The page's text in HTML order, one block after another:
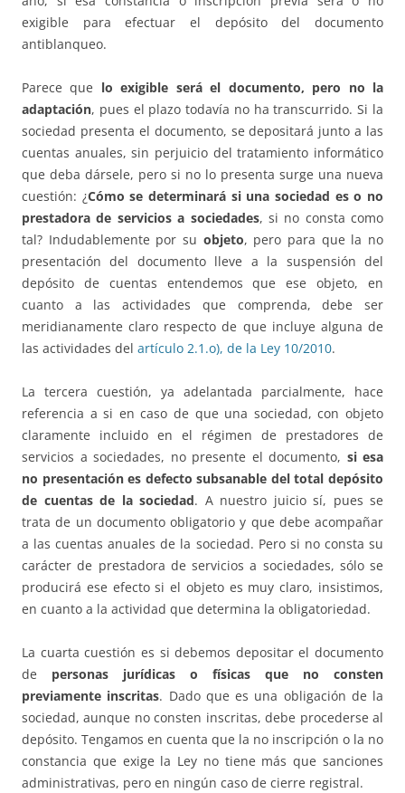
exigible para efectuar el depósito del documento
antiblanqueo.
Parece que lo exigible será el documento, pero no la
adaptación, pues el plazo todavía no ha transcurrido. Si la
sociedad presenta el documento, se depositará junto a las
cuentas anuales, sin perjuicio del tratamiento informático
que deba dársele, pero si no lo presenta surge una nueva
cuestión: ¿Cómo se determinará si una sociedad es o no
prestadora de servicios a sociedades, si no consta como
tal? Indudablemente por su objeto, pero para que la no
presentación del documento lleve a la suspensión del
depósito de cuentas entendemos que ese objeto, en
cuanto a las actividades que comprenda, debe ser
meridianamente claro respecto de que incluye alguna de
las actividades del artículo 2.1.o), de la Ley 10/2010.
La tercera cuestión, ya adelantada parcialmente, hace
referencia a si en caso de que una sociedad, con objeto
claramente incluido en el régimen de prestadores de
servicios a sociedades, no presente el documento, si esa
no presentación es defecto subsanable del total depósito
de cuentas de la sociedad. A nuestro juicio sí, pues se
trata de un documento obligatorio y que debe acompañar
a las cuentas anuales de la sociedad. Pero si no consta su
carácter de prestadora de servicios a sociedades, sólo se
producirá ese efecto si el objeto es muy claro, insistimos,
en cuanto a la actividad que determina la obligatoriedad.
La cuarta cuestión es si debemos depositar el documento
de personas jurídicas o físicas que no consten
previamente inscritas. Dado que es una obligación de la
sociedad, aunque no consten inscritas, debe procederse al
depósito. Tengamos en cuenta que la no inscripción o la no
constancia que exige la Ley no tiene más que sanciones
administrativas, pero en ningún caso de cierre registral.